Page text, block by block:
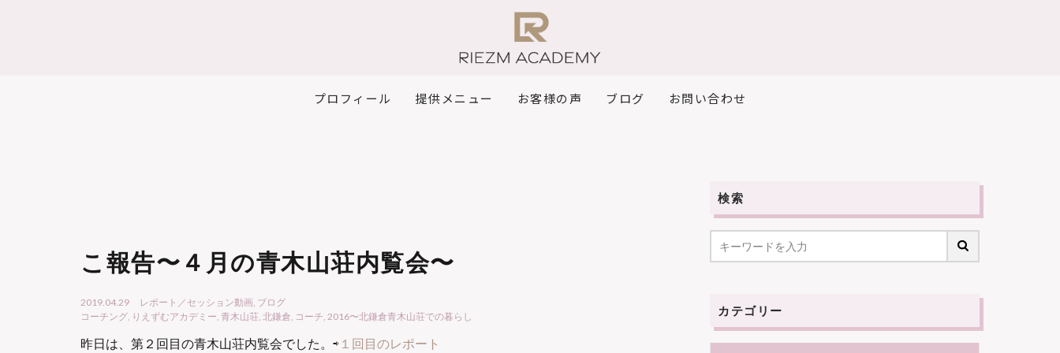
プロフィール 提供メニュー お客様の声 ブログ お問い合わせ
こ報告〜４月の青木山荘内覧会〜
2019.04.29 レポート／セッション動画, ブログ
コーチング, りえずむアカデミー, 青木山荘, 北鎌倉, コーチ, 2016〜北鎌倉青木山荘での暮らし
昨日は、第２回目の青木山荘内覧会でした。⇨ １回目のレポート
検索
カテゴリー